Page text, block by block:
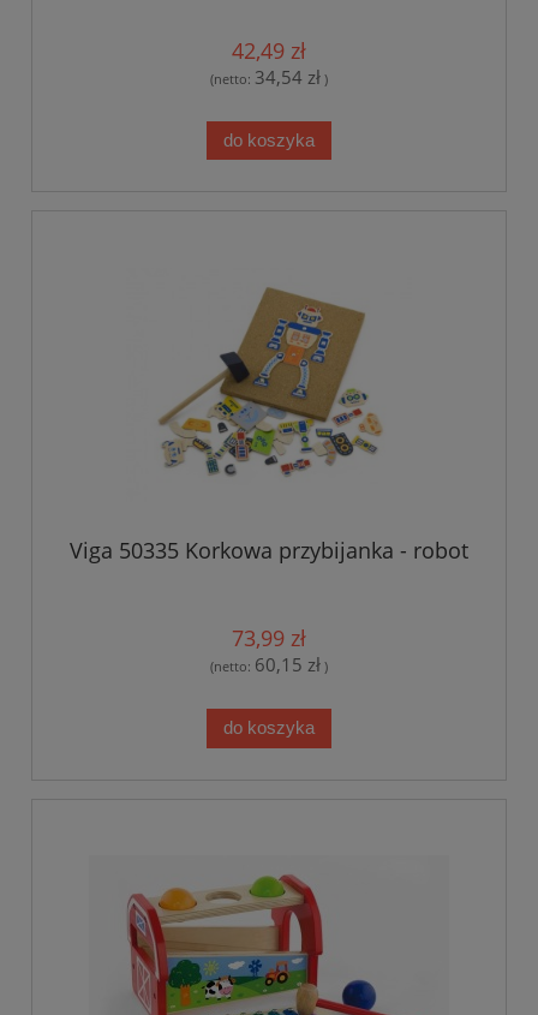
42,49 zł
(netto: 34,54 zł )
do koszyka
Viga 50335 Korkowa przybijanka - robot
73,99 zł
(netto: 60,15 zł )
do koszyka